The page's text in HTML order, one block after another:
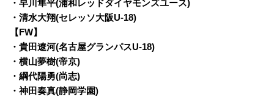
・早川隼平(浦和レッドダイヤモンズユース)
・清水大翔(セレッソ大阪U-18)
【FW】
・貴田遼河(名古屋グランパスU-18)
・横山夢樹(帝京)
・綱代陽勇(尚志)
・神田奏真(静岡学園)